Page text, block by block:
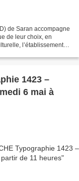
de Saran accompagne
de leur choix, en
l’établissement
1423 –